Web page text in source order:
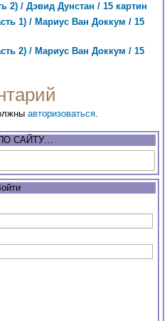
2) / Дэвид Дунстан / 15 картин
1) / Мариус Ван Доккум / 15
2) / Мариус Ван Доккум / 15
авторизоваться.
САЙТУ…